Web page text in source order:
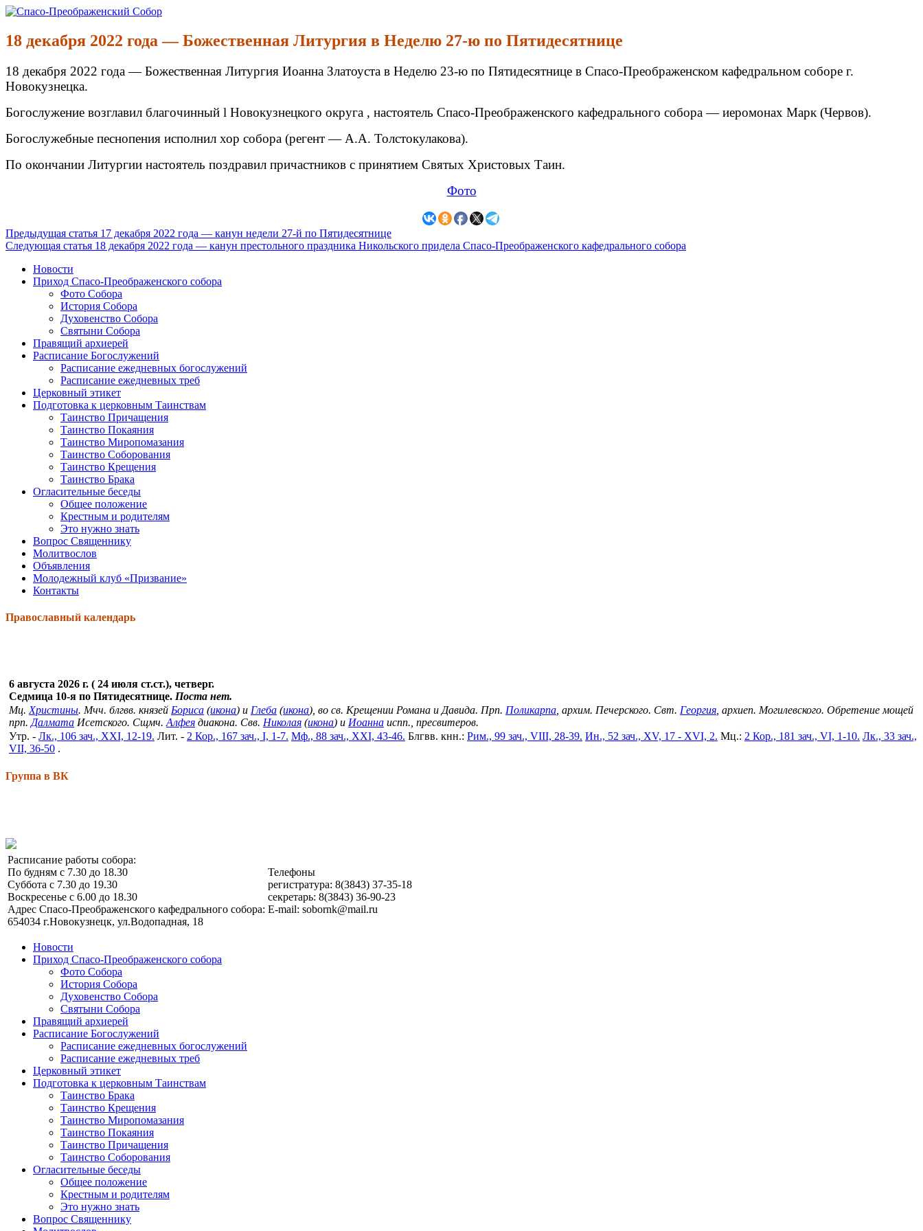
Перейти
содержимому
Спасо-Преображенский Собор
Спасо-Преображенский кафедральный Собор Новокузнецк
18 декабря 2022 года — Божественная Литургия в Неделю 27-ю по Пятидесятнице
18 декабря 2022 года — Божественная Литургия Иоанна Златоуста в Неделю 23-ю по Пятидесятнице в Спасо-Преображенском кафедральном соборе г.
Новокузнецка.
Богослужение возглавил благочинный l Новокузнецкого округа , настоятель Спасо-Преображенского кафедрального собора — иеромонах Марк (Червов).
Богослужебные песнопения исполнил хор собора (регент — А.А. Толстокулакова).
По окончании Литургии настоятель поздравил причастников с принятием Святых Христовых Таин.
Фото
Продолжить
чтение
Предыдущая статья 17 декабря 2022 года — канун недели 27-й по Пятидесятнице
Следующая статья 18 декабря 2022 года — канун престольного праздника Никольского придела Спасо-Преображенского кафедрального собора
Новости
Приход Спасо-Преображенского собора
Фото Собора
История Собора
Духовенство Собора
Святыни Собора
Правящий архиерей
Расписание Богослужений
Расписание ежедневных богослужений
Расписание ежедневных треб
Церковный этикет
Подготовка к церковным Таинствам
Таинство Причащения
Таинство Покаяния
Таинство Миропомазания
Таинство Соборования
Таинство Крещения
Таинство Брака
Огласительные беседы
Общее положение
Крестным и родителям
Это нужно знать
Вопрос Священнику
Молитвослов
Объявления
Молодежный клуб «Призвание»
Контакты
Православный календарь
6 августа 2026 г. ( 24 июля ст.ст.), четверг.
Седмица 10-я по Пятидесятнице. Поста нет.
Мц. Христины. Мчч. блгвв. князей Бориса (икона) и Глеба (икона), во св. Крещении Романа и Давида. Прп. Поликарпа , архим. Печерского. Свт. Георгия , архиеп. Могилевского. Обретение мощей
прп. Далмата Исетского. Сщмч. Алфея диакона. Свв. Николая (икона) и Иоанна испп., пресвитеров.
Утр. - Лк., 106 зач., XXI, 12-19. Лит. - 2 Кор., 167 зач., I, 1-7. Мф., 88 зач., XXI, 43-46. Блгвв. кнн.: Рим., 99 зач., VIII, 28-39. Ин., 52 зач., XV, 17 - XVI, 2. Мц.: 2 Кор., 181 зач., VI, 1-10. Лк., 33 зач.,
VII, 36-50 .
Группа в ВК
Расписание работы собора:
По будням с 7.30 до 18.30
Суббота с 7.30 до 19.30
Воскресенье с 6.00 до 18.30
Адрес Спасо-Преображенского кафедрального собора:
654034 г.Новокузнецк, ул.Водопадная, 18
Телефоны
регистратура: 8(3843) 37-35-18
секретарь: 8(3843) 36-90-23
E-mail: sobornk@mail.ru
Новости
Приход Спасо-Преображенского собора
Фото Собора
История Собора
Духовенство Собора
Святыни Собора
Правящий архиерей
Расписание Богослужений
Расписание ежедневных богослужений
Расписание ежедневных треб
Церковный этикет
Подготовка к церковным Таинствам
Таинство Брака
Таинство Крещения
Таинство Миропомазания
Таинство Покаяния
Таинство Причащения
Таинство Соборования
Огласительные беседы
Общее положение
Крестным и родителям
Это нужно знать
Вопрос Священнику